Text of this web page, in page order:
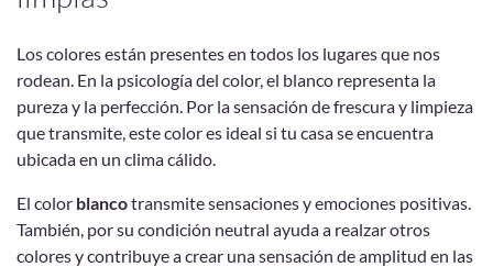
Los colores están presentes en todos los lugares que nos
rodean. En la psicología del color, el blanco representa la
pureza y la perfección. Por la sensación de frescura y limpieza
que transmite, este color es ideal si tu casa se encuentra
ubicada en un clima cálido.
El color blancotransmite sensaciones y emociones positivas.
También, por su condición neutral ayuda a realzar otros
colores y contribuye a crear una sensación de amplitud en las